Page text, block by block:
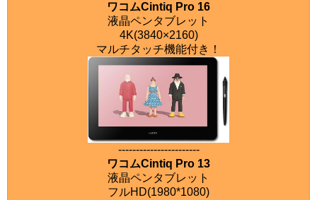
ワコムCintiq Pro 16
液晶ペンタブレット
4K(3840×2160)
マルチタッチ機能付き！
-----------------------
ワコムCintiq Pro 13
液晶ペンタブレット
フルHD(1980*1080)